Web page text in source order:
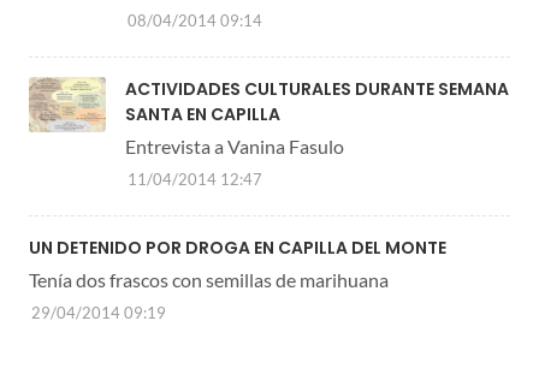
08/04/2014 09:14
ACTIVIDADES CULTURALES DURANTE SEMANA
SANTA EN CAPILLA
Entrevista a Vanina Fasulo
11/04/2014 12:47
UN DETENIDO POR DROGA EN CAPILLA DEL MONTE
Tenía dos frascos con semillas de marihuana
29/04/2014 09:19